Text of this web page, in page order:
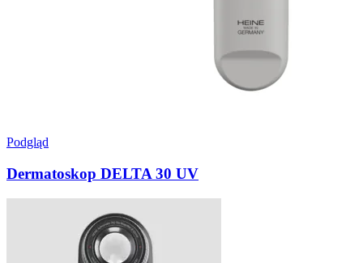
Podgląd
Dermatoskop DELTA 30 UV